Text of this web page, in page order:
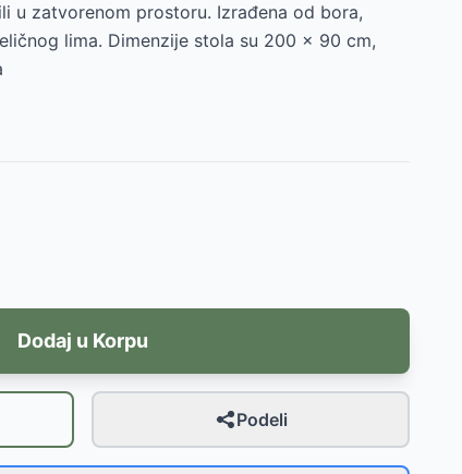
u zatvorenom prostoru. Izrađena od bora,
lima. Dimenzije stola su 200 x 90 cm,
Dodaj u Korpu
Podeli